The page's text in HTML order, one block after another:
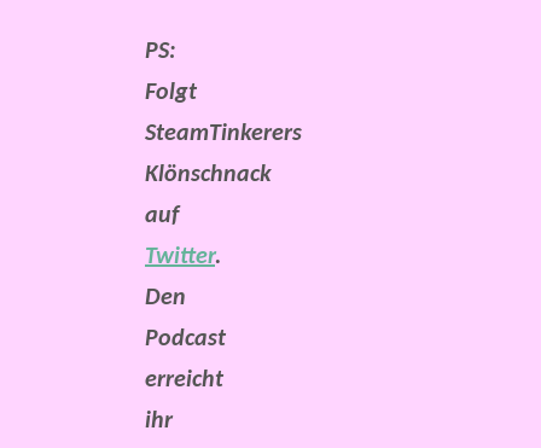
PS:
Folgt
SteamTinkerers
Klönschnack
auf
Twitter.
Den
Podcast
erreicht
ihr